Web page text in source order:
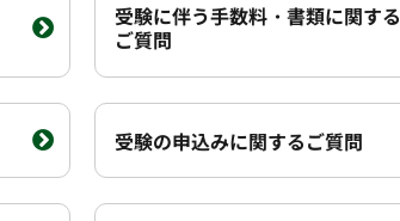
受験に伴う手数料・書類に関する
ご質問
受験の申込みに関するご質問